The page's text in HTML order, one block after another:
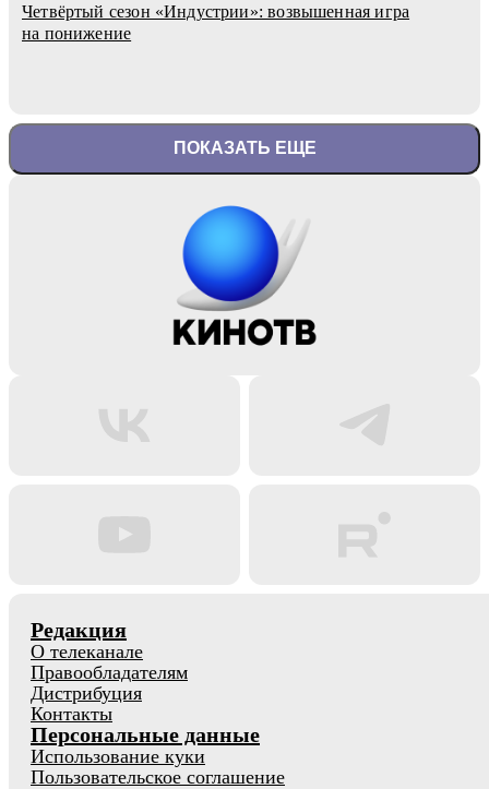
Четвёртый сезон «Индустрии»: возвышенная игра
на понижение
ПОКАЗАТЬ ЕЩЕ
Редакция
О телеканале
Правообладателям
Дистрибуция
Контакты
Персональные данные
Использование куки
Пользовательское соглашение